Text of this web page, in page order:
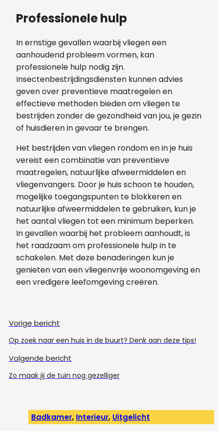
Professionele hulp
In ernstige gevallen waarbij vliegen een
aanhoudend probleem vormen, kan
professionele hulp nodig zijn.
Insectenbestrijdingsdiensten kunnen advies
geven over preventieve maatregelen en
effectieve methoden bieden om vliegen te
bestrijden zonder de gezondheid van jou, je gezin
of huisdieren in gevaar te brengen.
Het bestrijden van vliegen rondom en in je huis
vereist een combinatie van preventieve
maatregelen, natuurlijke afweermiddelen en
vliegenvangers. Door je huis schoon te houden,
mogelijke toegangspunten te blokkeren en
natuurlijke afweermiddelen te gebruiken, kun je
het aantal vliegen tot een minimum beperken.
In gevallen waarbij het probleem aanhoudt, is
het raadzaam om professionele hulp in te
schakelen. Met deze benaderingen kun je
genieten van een vliegenvrije woonomgeving en
een vredigere leefomgeving creëren.
Vorige bericht
Op zoek naar een huis in de buurt? Denk aan deze tips!
Volgende bericht
Zo maak jij de tuin nog gezelliger
Badkamer, Interieur, Uitgelicht